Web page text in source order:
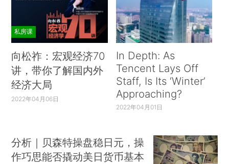
私房课
向松祚：宏观经济70
讲，带你了解国内外
经济大局
2022年04月06日
In Depth: As
Tencent Lays Off
Staff, Is Its ‘Winter’
Approaching?
2022年04月01日
分析｜贝森特操盘稳日元，操
作巧思能否撬动美日货币基本